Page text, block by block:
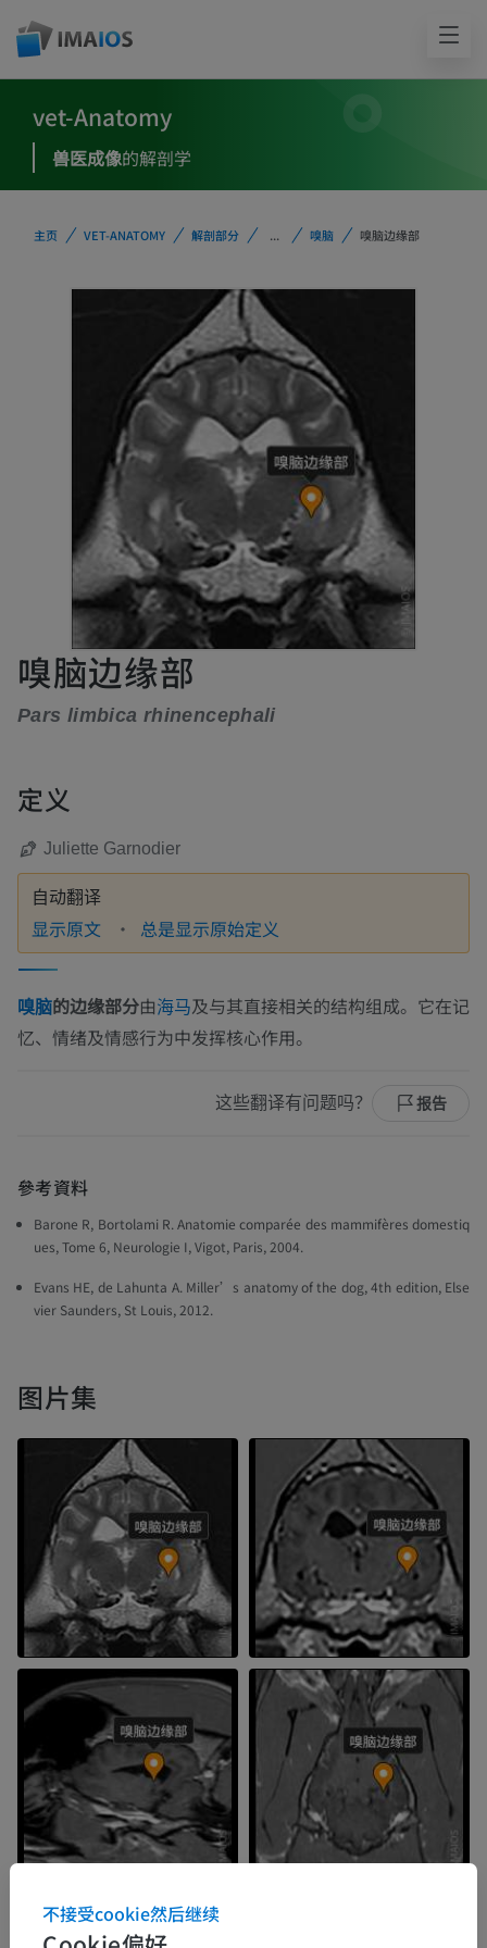
vet-Anatomy
兽医成像的解剖学
主页 VET-ANATOMY 解剖部分 ... 嗅脑 嗅脑边缘部
嗅脑边缘部
Pars limbica rhinencephali
定义
Juliette Garnodier
自动翻译
显示原文 总是显示原始定义
嗅脑的边缘部分由海马及与其直接相关的结构组成。它在记
忆、情绪及情感行为中发挥核心作用。
这些翻译有问题吗？ 报告
參考資料
Barone R, Bortolami R. Anatomie comparée des mammifères domestiq
ues, Tome 6, Neurologie I, Vigot, Paris, 2004.
Evans HE, de Lahunta A. Miller’s anatomy of the dog, 4th edition, Else
vier Saunders, St Louis, 2012.
图片集
不接受cookie然后继续